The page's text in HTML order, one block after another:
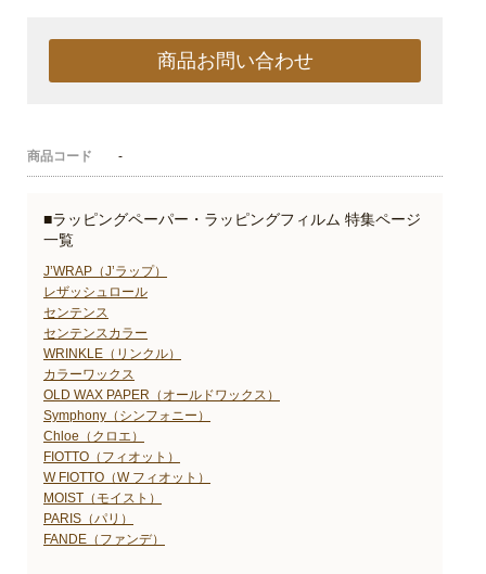
商品お問い合わせ
商品コード -
■ラッピングペーパー・ラッピングフィルム 特集ページ
一覧
J’WRAP（J’ラップ）
レザッシュロール
センテンス
センテンスカラー
WRINKLE（リンクル）
カラーワックス
OLD WAX PAPER（オールドワックス）
Symphony（シンフォニー）
Chloe（クロエ）
FIOTTO（フィオット）
W FIOTTO（W フィオット）
MOIST（モイスト）
PARIS（パリ）
FANDE（ファンデ）